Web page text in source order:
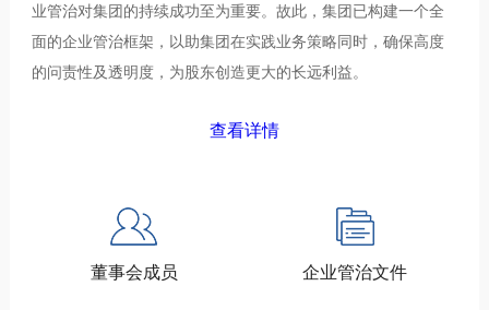
业管治对集团的持续成功至为重要。故此，集团已构建一个全
面的企业管治框架，以助集团在实践业务策略同时，确保高度
的问责性及透明度，为股东创造更大的长远利益。
查看详情
董事会成员 企业管治文件